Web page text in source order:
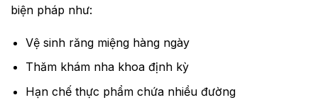
biện pháp như:
Vệ sinh răng miệng hàng ngày
Thăm khám nha khoa định kỳ
Hạn chế thực phẩm chứa nhiều đường